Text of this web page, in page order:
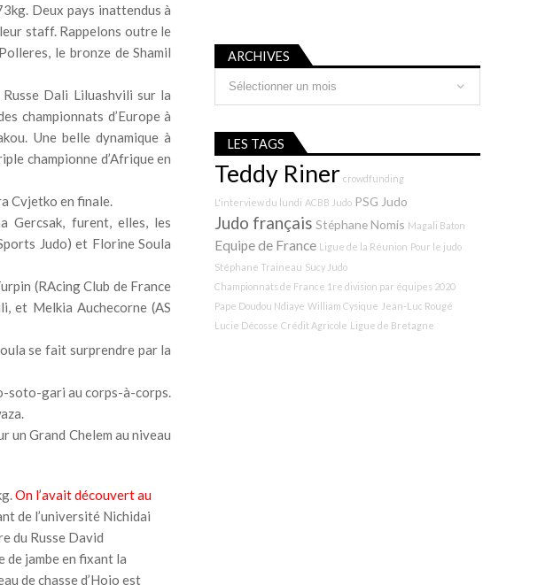
Deux pays inattendus à
staff. Rappelons outre le
le bronze de Shamil
Dali Liluashvili sur la
championnats d’Europe à
Une belle dynamique à
championne d’Afrique en
Cvjetko en finale.
Gercsak, furent, elles, les
Judo) et Florine Soula
(RAcing Club de France
et Melkia Auchecorne (AS
se fait surprendre par la
soto-gari au corps-à-corps.
un Grand Chelem au niveau
On l’avait découvert au
de l’université Nichidai
du Russe David
de jambe en fixant la
de chasse d’Hojo est
ARCHIVES
LES TAGS
Teddy Riner crowdfunding
L'interview du lundi ACBB Judo PSG Judo
Judo français Stéphane Nomis Magali Baton
Equipe de France Ligue de la Réunion Pour le judo
Stéphane Traineau Sucy Judo
Championnats de France 1re division par équipes 2020
Pape Doudou Ndiaye William Cysique Jean-Luc Rougé
Lucie Décosse Crédit Agricole Ligue de Bretagne